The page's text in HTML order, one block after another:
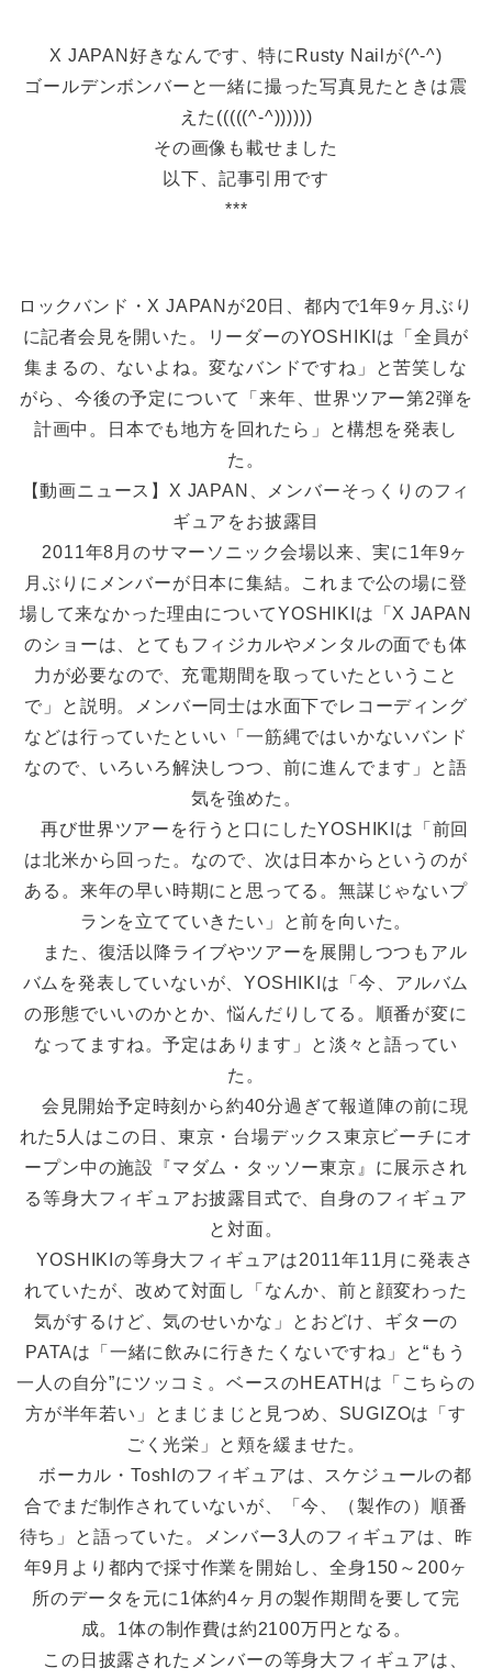
X JAPAN好きなんです、特にRusty Nailが(^-^)
ゴールデンボンバーと一緒に撮った写真見たときは震
えた(((((^-^))))))
その画像も載せました
以下、記事引用です
***
ロックバンド・X JAPANが20日、都内で1年9ヶ月ぶり
に記者会見を開いた。リーダーのYOSHIKIは「全員が
集まるの、ないよね。変なバンドですね」と苦笑しな
がら、今後の予定について「来年、世界ツアー第2弾を
計画中。日本でも地方を回れたら」と構想を発表し
た。
【動画ニュース】X JAPAN、メンバーそっくりのフィ
ギュアをお披露目
2011年8月のサマーソニック会場以来、実に1年9ヶ
月ぶりにメンバーが日本に集結。これまで公の場に登
場して来なかった理由についてYOSHIKIは「X JAPAN
のショーは、とてもフィジカルやメンタルの面でも体
力が必要なので、充電期間を取っていたということ
で」と説明。メンバー同士は水面下でレコーディング
などは行っていたといい「一筋縄ではいかないバンド
なので、いろいろ解決しつつ、前に進んでます」と語
気を強めた。
再び世界ツアーを行うと口にしたYOSHIKIは「前回
は北米から回った。なので、次は日本からというのが
ある。来年の早い時期にと思ってる。無謀じゃないプ
ランを立てていきたい」と前を向いた。
また、復活以降ライブやツアーを展開しつつもアル
バムを発表していないが、YOSHIKIは「今、アルバム
の形態でいいのかとか、悩んだりしてる。順番が変に
なってますね。予定はあります」と淡々と語ってい
た。
会見開始予定時刻から約40分過ぎて報道陣の前に現
れた5人はこの日、東京・台場デックス東京ビーチにオ
ープン中の施設『マダム・タッソー東京』に展示され
る等身大フィギュアお披露目式で、自身のフィギュア
と対面。
YOSHIKIの等身大フィギュアは2011年11月に発表さ
れていたが、改めて対面し「なんか、前と顔変わった
気がするけど、気のせいかな」とおどけ、ギターの
PATAは「一緒に飲みに行きたくないですね」と“もう
一人の自分”にツッコミ。ベースのHEATHは「こちらの
方が半年若い」とまじまじと見つめ、SUGIZOは「す
ごく光栄」と頬を緩ませた。
ボーカル・ToshIのフィギュアは、スケジュールの都
合でまだ制作されていないが、「今、（製作の）順番
待ち」と語っていた。メンバー3人のフィギュアは、昨
年9月より都内で採寸作業を開始し、全身150～200ヶ
所のデータを元に1体約4ヶ月の製作期間を要して完
成。1体の制作費は約2100万円となる。
この日披露されたメンバーの等身大フィギュアは、